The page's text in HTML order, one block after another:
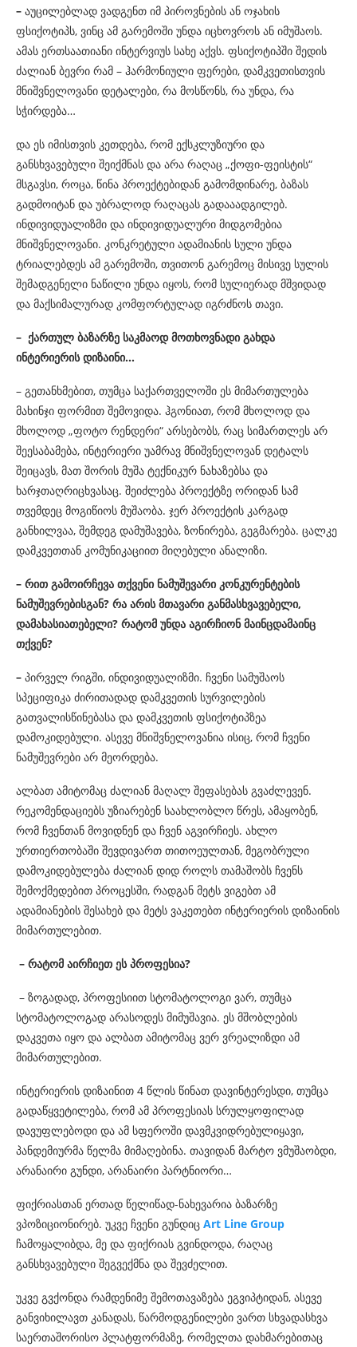
– აუცილებლად ვადგენთ იმ პიროვნების ან ოჯახის
ფსიქოტიპს, ვინც ამ გარემოში უნდა იცხოვროს ან იმუშაოს.
ამას ერთსაათიანი ინტერვიუს სახე აქვს. ფსიქოტიპში შედის
ძალიან ბევრი რამ – ჰარმონიული ფერები, დამკვეთისთვის
მნიშვნელოვანი დეტალები, რა მოსწონს, რა უნდა, რა
სჭირდება…
და ეს იმისთვის კეთდება, რომ ექსკლუზიური და
განსხვავებული შეიქმნას და არა რაღაც „ქოფი-ფეისტის“
მსგავსი, როცა, წინა პროექტებიდან გამომდინარე, ბაზას
გადმოიტან და უბრალოდ რაღაცას გადააადგილებ.
ინდივიდუალიზმი და ინდივიდუალური მიდგომებია
მნიშვნელოვანი. კონკრეტული ადამიანის სული უნდა
ტრიალებდეს ამ გარემოში, თვითონ გარემოც მისივე სულის
შემადგენელი ნაწილი უნდა იყოს, რომ სულიერად მშვიდად
და მაქსიმალურად კომფორტულად იგრძნოს თავი.
– ქართულ ბაზარზე საკმაოდ მოთხოვნადი გახდა
ინტერიერის დიზაინი…
– გეთანხმებით, თუმცა საქართველოში ეს მიმართულება
მახინჯი ფორმით შემოვიდა. ჰგონიათ, რომ მხოლოდ და
მხოლოდ „ფოტო რენდერი“ არსებობს, რაც სიმართლეს არ
შეესაბამება, ინტერიერი უამრავ მნიშვნელოვან დეტალს
შეიცავს, მათ შორის მუშა ტექნიკურ ნახაზებსა და
ხარჯთაღრიცხვასაც. შეიძლება პროექტზე ორიდან სამ
თვემდეც მოგიწიოს მუშაობა. ჯერ პროექტის კარგად
განხილვაა, შემდეგ დამუშავება, ზონირება, გეგმარება. ცალკე
დამკვეთთან კომუნიკაციით მიღებული ანალიზი.
– რით გამოირჩევა თქვენი ნამუშევარი კონკურენტების
ნამუშევრებისგან? რა არის მთავარი განმასხვავებელი,
დამახასიათებელი? რატომ უნდა აგირჩიონ მაინცდამაინც
თქვენ?
– პირველ რიგში, ინდივიდუალიზმი. ჩვენი სამუშაოს
სპეციფიკა ძირითადად დამკვეთის სურვილების
გათვალისწინებასა და დამკვეთის ფსიქოტიპზეა
დამოკიდებული. ასევე მნიშვნელოვანია ისიც, რომ ჩვენი
ნამუშევრები არ მეორდება.
ალბათ ამიტომაც ძალიან მაღალ შეფასებას გვაძლევენ.
რეკომენდაციებს უზიარებენ საახლობლო წრეს, ამაყობენ,
რომ ჩვენთან მოვიდნენ და ჩვენ აგვირჩიეს. ახლო
ურთიერთობაში შევდივართ თითოეულთან, მეგობრული
დამოკიდებულება ძალიან დიდ როლს თამაშობს ჩვენს
შემოქმედებით პროცესში, რადგან მეტს ვიგებთ ამ
ადამიანების შესახებ და მეტს ვაკეთებთ ინტერიერის დიზაინის
მიმართულებით.
– რატომ აირჩიეთ ეს პროფესია?
– ზოგადად, პროფესიით სტომატოლოგი ვარ, თუმცა
სტომატოლოგად არასოდეს მიმუშავია. ეს მშობლების
დაკვეთა იყო და ალბათ ამიტომაც ვერ ვრეალიზდი ამ
მიმართულებით.
ინტერიერის დიზაინით 4 წლის წინათ დავინტერესდი, თუმცა
გადაწყვეტილება, რომ ამ პროფესიას სრულყოფილად
დავუფლებოდი და ამ სფეროში დავმკვიდრებულიყავი,
პანდემიურმა წელმა მიმაღებინა. თავიდან მარტო ვმუშაობდი,
არანაირი გუნდი, არანაირი პარტნიორი…
ფიქრიასთან ერთად წელიწად-ნახევარია ბაზარზე
ვპოზიციონირებ. უკვე ჩვენი გუნდიც Art Line Group
ჩამოყალიბდა, მე და ფიქრიას გვინდოდა, რაღაც
განსხვავებული შეგვექმნა და შევძელით.
უკვე გვქონდა რამდენიმე შემოთავაზება ეგვიპტიდან, ასევე
განვიხილავთ კანადას, წარმოდგენილები ვართ სხვადასხვა
საერთაშორისო პლატფორმაზე, რომელთა დახმარებითაც